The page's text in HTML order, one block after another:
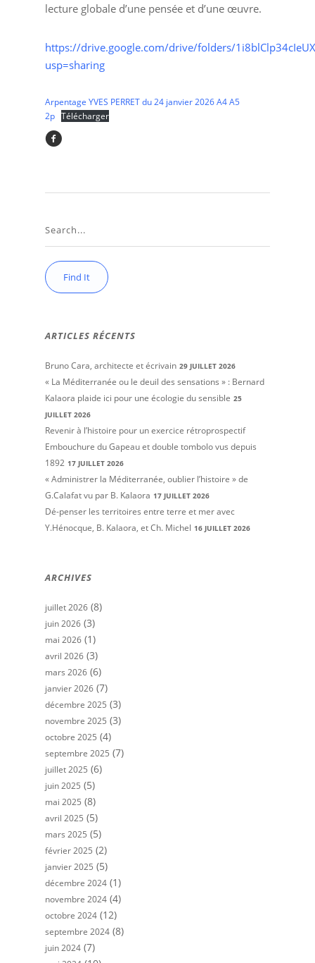
lecture globale d’une pensée et d’une œuvre.
https://drive.google.com/drive/folders/
usp=sharing
Arpentage YVES PERRET du 24 janvier 2026 A4 A5
2p Télécharger
ARTICLES RÉCENTS
Bruno Cara, architecte et écrivain 29 JUILLET 2026
« La Méditerranée ou le deuil des sensations » : Bernard
Kalaora plaide ici pour une écologie du sensible 25
JUILLET 2026
Revenir à l’histoire pour un exercice rétroprospectif
Embouchure du Gapeau et double tombolo vus depuis
1892 17 JUILLET 2026
« Administrer la Méditerranée, oublier l’histoire » de
G.Calafat vu par B. Kalaora 17 JUILLET 2026
Dé-penser les territoires entre terre et mer avec
Y.Hénocque, B. Kalaora, et Ch. Michel 16 JUILLET 2026
ARCHIVES
juillet 2026 (8)
juin 2026 (3)
mai 2026 (1)
avril 2026 (3)
mars 2026 (6)
janvier 2026 (7)
décembre 2025 (3)
novembre 2025 (3)
octobre 2025 (4)
septembre 2025 (7)
juillet 2025 (6)
juin 2025 (5)
mai 2025 (8)
avril 2025 (5)
mars 2025 (5)
février 2025 (2)
janvier 2025 (5)
décembre 2024 (1)
novembre 2024 (4)
octobre 2024 (12)
septembre 2024 (8)
juin 2024 (7)